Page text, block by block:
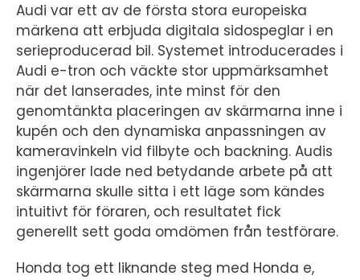
Audi var ett av de första stora europeiska
märkena att erbjuda digitala sidospeglar i en
serieproducerad bil. Systemet introducerades i
Audi e-tron och väckte stor uppmärksamhet
när det lanserades, inte minst för den
genomtänkta placeringen av skärmarna inne i
kupén och den dynamiska anpassningen av
kameravinkeln vid filbyte och backning. Audis
ingenjörer lade ned betydande arbete på att
skärmarna skulle sitta i ett läge som kändes
intuitivt för föraren, och resultatet fick
generellt sett goda omdömen från testförare.
Honda tog ett liknande steg med Honda e,